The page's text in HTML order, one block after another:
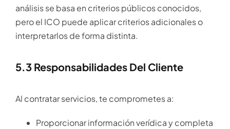
análisis se basa en criterios públicos conocidos,
pero el ICO puede aplicar criterios adicionales o
interpretarlos de forma distinta.
5.3 Responsabilidades Del Cliente
Al contratar servicios, te comprometes a:
Proporcionar información verídica y completa